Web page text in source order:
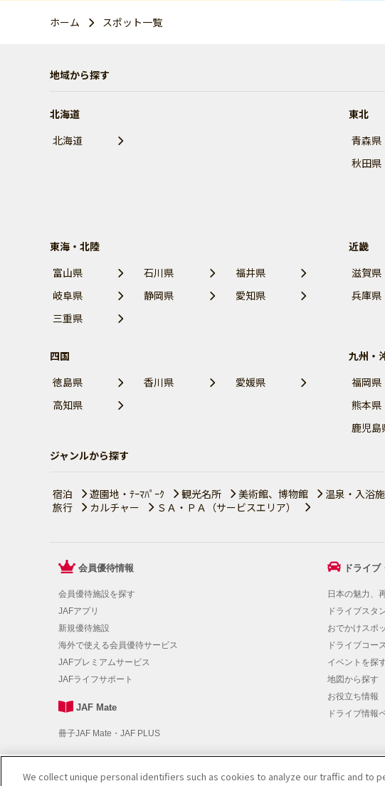
ホーム スポット一覧
地域から探す
北海道
北海道
東北
青森県
秋田県
東海・北陸
富山県
石川県
福井県
岐阜県
静岡県
愛知県
三重県
近畿
滋賀県
兵庫県
四国
徳島県
香川県
愛媛県
高知県
九州・
福岡県
熊本県
鹿児島
ジャンルから探す
宿泊 遊園地・ﾃｰﾏﾊﾟｰｸ 観光名所 美術館、博物館 温泉・入浴
旅行
カルチャー ＳＡ・ＰＡ（サービスエリア）
会員優待情報
会員優待施設を探す
JAFアプリ
新規優待施設
海外で使える会員優待サービス
JAFプレミアムサービス
JAFライフサポート
JAF Mate
冊子JAF Mate・JAF PLUS
ドライブ
日本の魅力、
ドライブスタ
おでかけスポ
ドライブコー
イベントを探
地図から探す
お役立ち情報
ドライブ情報
利用規約 | 個人情報の取り扱いについて | 会員優待サービスの提携をご検討の方
We collect unique personal identifiers such as cookies to analyze our traffic and to